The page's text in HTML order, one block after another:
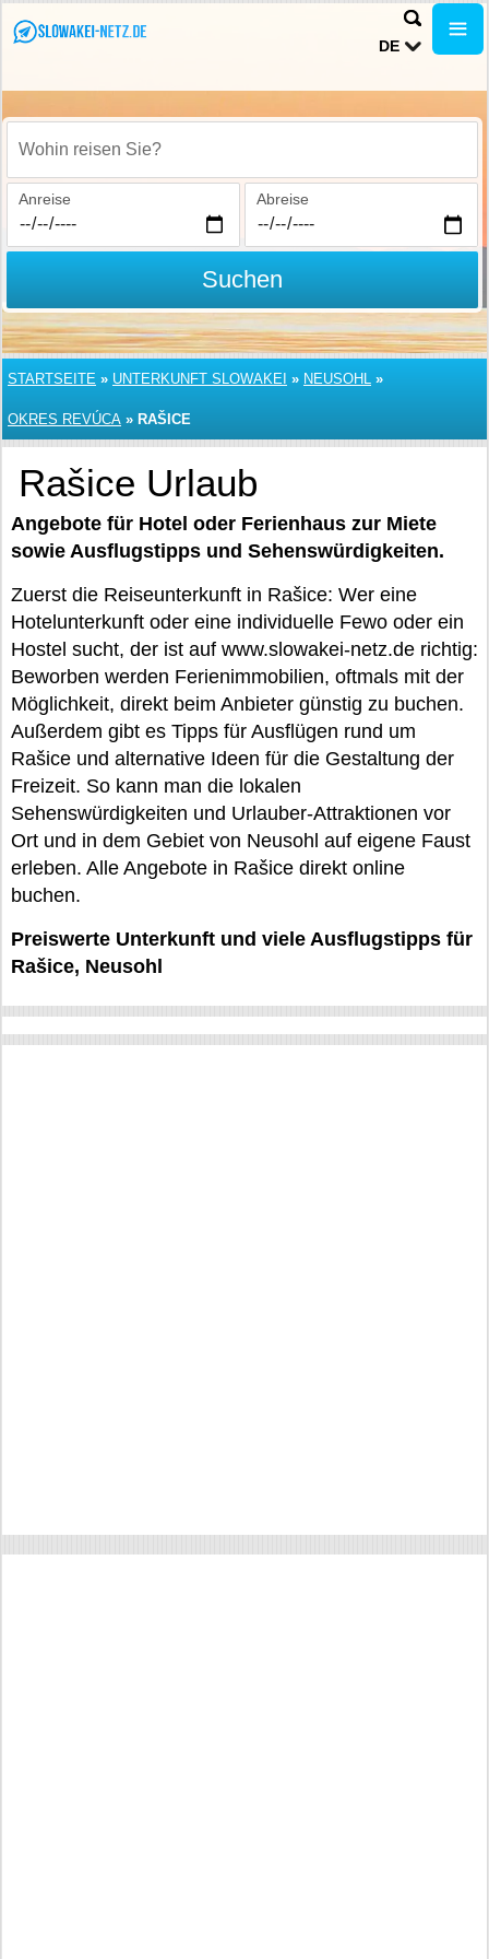
DE
Wohin reisen Sie?
Anreise Abreise
Suchen
STARTSEITE » UNTERKUNFT SLOWAKEI » NEUSOHL »
OKRES REVÚCA » RAŠICE
Rašice Urlaub
Angebote für Hotel oder Ferienhaus zur Miete
sowie Ausflugstipps und Sehenswürdigkeiten.
Zuerst die Reiseunterkunft in Rašice: Wer eine
Hotelunterkunft oder eine individuelle Fewo oder ein
Hostel sucht, der ist auf www.slowakei-netz.de richtig:
Beworben werden Ferienimmobilien, oftmals mit der
Möglichkeit, direkt beim Anbieter günstig zu buchen.
Außerdem gibt es Tipps für Ausflügen rund um
Rašice und alternative Ideen für die Gestaltung der
Freizeit. So kann man die lokalen
Sehenswürdigkeiten und Urlauber-Attraktionen vor
Ort und in dem Gebiet von Neusohl auf eigene Faust
erleben. Alle Angebote in Rašice direkt online
buchen.
Preiswerte Unterkunft und viele Ausflugstipps für
Rašice, Neusohl